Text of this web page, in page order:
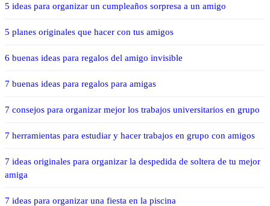
5 ideas para organizar un cumpleaños sorpresa a un amigo
5 planes originales que hacer con tus amigos
6 buenas ideas para regalos del amigo invisible
7 buenas ideas para regalos para amigas
7 consejos para organizar mejor los trabajos universitarios en grupo
7 herramientas para estudiar y hacer trabajos en grupo con amigos
7 ideas originales para organizar la despedida de soltera de tu mejor
amiga
7 ideas para organizar una fiesta en la piscina